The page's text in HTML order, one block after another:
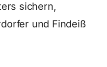
sichern,
und Findeiß